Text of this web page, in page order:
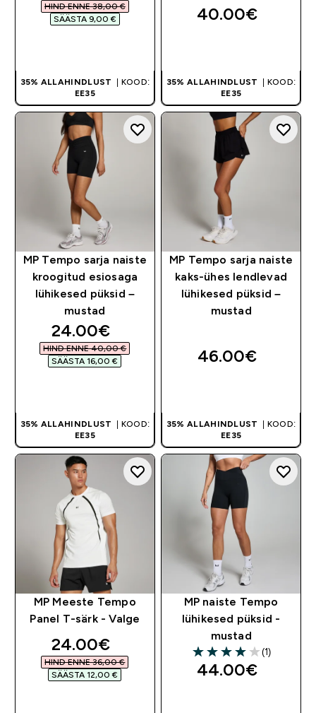
HIND ENNE 38,00 €‎
SÄÄSTA 9,00 €‎
35% ALLAHINDLUST
| KOOD:
EE35
40.00€‎
35% ALLAHINDLUST
| KOOD:
EE35
MP Tempo sarja naiste
kroogitud esiosaga
lühikesed püksid –
mustad
discounted price
24.00€‎
HIND ENNE 40,00 €‎
SÄÄSTA 16,00 €‎
35% ALLAHINDLUST
| KOOD:
EE35
MP Tempo sarja naiste
kaks-ühes lendlevad
lühikesed püksid –
mustad
46.00€‎
35% ALLAHINDLUST
| KOOD:
EE35
MP Meeste Tempo
Panel T-särk - Valge
discounted price
24.00€‎
HIND ENNE 36,00 €‎
SÄÄSTA 12,00 €‎
MP naiste Tempo
lühikesed püksid -
mustad
4 out of 5 stars
(1)
44.00€‎